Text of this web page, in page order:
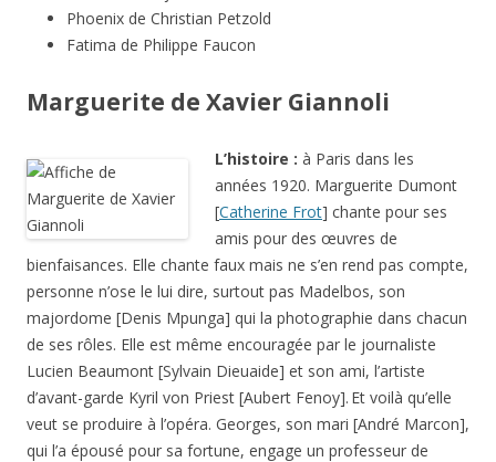
Phoenix de Christian Petzold
Fatima de Philippe Faucon
Marguerite de Xavier Giannoli
L’histoire : à Paris dans les
années 1920. Marguerite Dumont
[Catherine Frot] chante pour ses
amis pour des œuvres de
bienfaisances. Elle chante faux mais ne s’en rend pas compte,
personne n’ose le lui dire, surtout pas Madelbos, son
majordome [Denis Mpunga] qui la photographie dans chacun
de ses rôles. Elle est même encouragée par le journaliste
Lucien Beaumont [Sylvain Dieuaide] et son ami, l’artiste
d’avant-garde Kyril von Priest [Aubert Fenoy]. Et voilà qu’elle
veut se produire à l’opéra. Georges, son mari [André Marcon],
qui l’a épousé pour sa fortune, engage un professeur de